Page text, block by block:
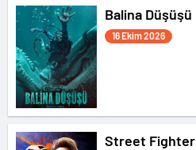
Balina Düşüşü
16 Ekim 2026
Street Fighter